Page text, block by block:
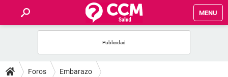
MENU
FOROS
Foros Embarazo